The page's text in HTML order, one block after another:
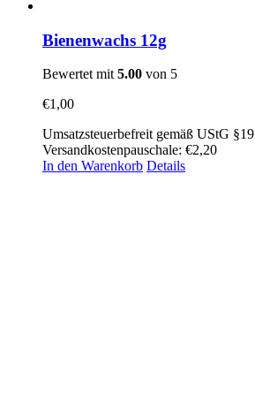
Bienenwachs 12g
Bewertet mit5.00 von 5
€1,00
Umsatzsteuerbefreit gemäß UStG §19
Versandkostenpauschale: €2,20
In den Warenkorb Details